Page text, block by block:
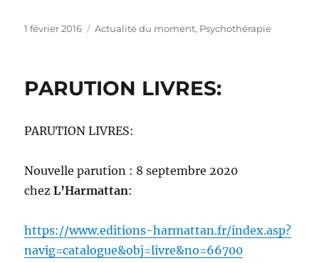
Publié
1 février 2016 Catégories
Actualité du moment, Psychothérapie
PARUTION LIVRES:
PARUTION LIVRES:
Nouvelle parution : 8 septembre 2020
chezL’Harmattan:
https://www.editions-harmattan.fr/index.asp?
navig=catalogue&obj=livre&no=66700